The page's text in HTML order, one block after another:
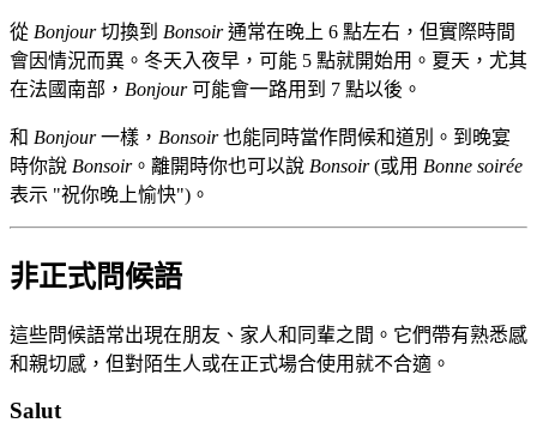
從 Bonjour切換到 Bonsoir通常在晚上 6 點左右，但實際時間
會因情況而異。冬天入夜早，可能 5 點就開始用。夏天，尤其
在法國南部， Bonjour可能會一路用到 7 點以後。
和 Bonjour一樣， Bonsoir也能同時當作問候和道別。到晚宴
時你說 Bonsoir。離開時你也可以說 Bonsoir(或用 Bonne soirée
表示 "祝你晚上愉快")。
非正式問候語
這些問候語常出現在朋友、家人和同輩之間。它們帶有熟悉感
和親切感，但對陌生人或在正式場合使用就不合適。
Salut